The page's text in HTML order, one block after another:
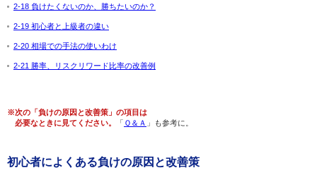
2-18 負けたくないのか、勝ちたいのか？
2-19 初心者と上級者の違い
2-20 相場での手法の使いわけ
2-21 勝率、リスクリワード比率の改善例
※次の「負けの原因と改善策」の項目は
必要なときに見てください。
「 Ｑ＆Ａ 」も参考に。
初心者によくある負けの原因と改善策